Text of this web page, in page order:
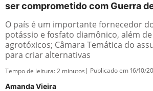
ser comprometido com Guerra
O país é um importante fornecedor
potássio e fosfato diamônico, além
agrotóxicos; Câmara Temática do
para criar alternativas
Tempo de leitura:2 minutos | Publicado em 16/10/
Amanda Vieira